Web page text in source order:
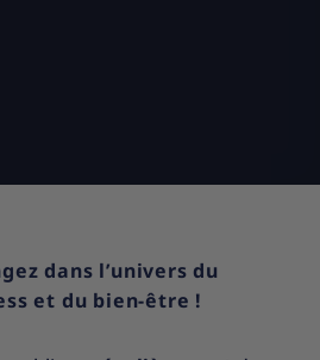
dans l’univers du
et du bien-être !